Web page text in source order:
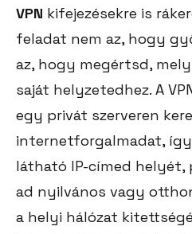
VPN kifejezésekre is
feladat nem az, hogy
az, hogy megértsd,
saját helyzetedhez. A
egy privát szerveren
internetforgalmadat,
látható IP-címed helyét,
ad nyilvános vagy
a helyi hálózat